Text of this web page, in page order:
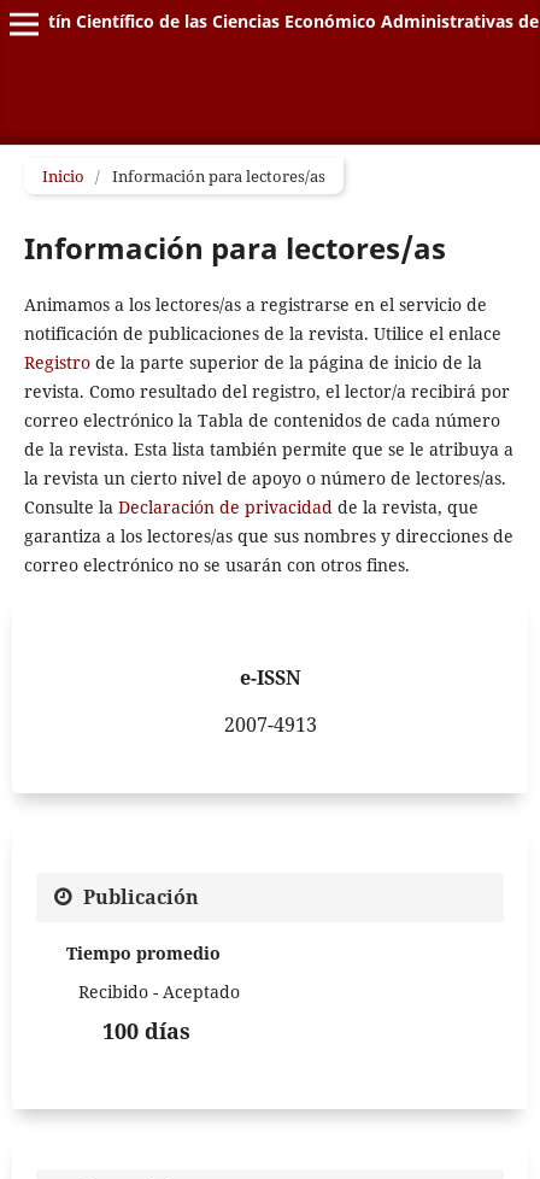
Boletín Científico de las Ciencias Económico Administrativas
Inicio / Información para lectores/as
Información para lectores/as
Animamos a los lectores/as a registrarse en el servicio de
notificación de publicaciones de la revista. Utilice el enlace
Registrode la parte superior de la página de inicio de la
revista. Como resultado del registro, el lector/a recibirá por
correo electrónico la Tabla de contenidos de cada número
de la revista. Esta lista también permite que se le atribuya a
la revista un cierto nivel de apoyo o número de lectores/as.
Consulte la Declaración de privacidadde la revista, que
garantiza a los lectores/as que sus nombres y direcciones de
correo electrónico no se usarán con otros fines.
e-ISSN
2007-4913
Publicación
Tiempo promedio
Recibido - Aceptado
100 días